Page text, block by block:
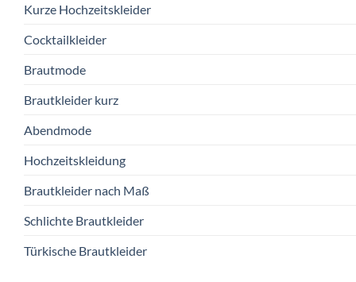
Kurze Hochzeitskleider
Cocktailkleider
Brautmode
Brautkleider kurz
Abendmode
Hochzeitskleidung
Brautkleider nach Maß
Schlichte Brautkleider
Türkische Brautkleider